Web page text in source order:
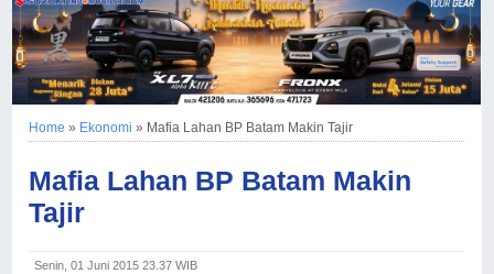
Home » Ekonomi » Mafia Lahan BP Batam Makin Tajir
Mafia Lahan BP Batam Makin
Tajir
Senin, 01 Juni 2015 23.37 WIB